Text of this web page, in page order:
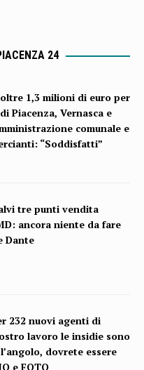
24
1,3 milioni di euro per
Piacenza, Vernasca e
comunale e
“Soddisfatti”
tre punti vendita
ancora niente da fare
Dante
232 nuovi agenti di
lavoro le insidie sono
dovrete essere
e FOTO